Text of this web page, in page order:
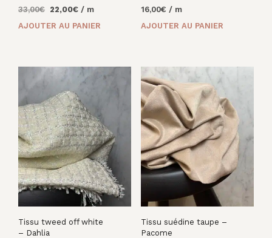
33,00€ Le
initial
22,00€Le
actuel
/ m
AJOUTER AU PANIER
16,00€ / m
AJOUTER AU PANIER
Tissu tweed off white
– Dahlia
Tissu suédine taupe –
Pacome